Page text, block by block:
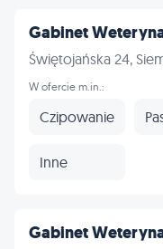
Gabinet
Świętojańska 24,
W ofercie m.in.:
Czipowanie
Inne
Gabinet